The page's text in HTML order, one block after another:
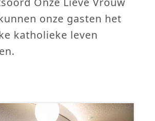
onze gasten het
katholieke leven